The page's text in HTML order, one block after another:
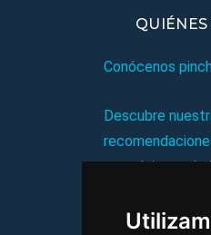
Conócenos
Descubre
complejos
viajes, y mucho